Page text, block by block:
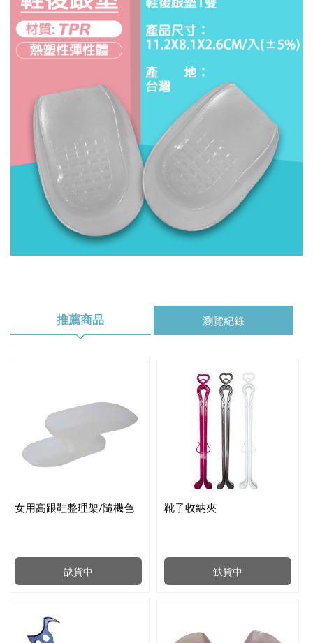
推薦商品 瀏覽紀錄
缺貨中
女用高跟鞋整理架/隨機色
缺貨中
靴子收納夾